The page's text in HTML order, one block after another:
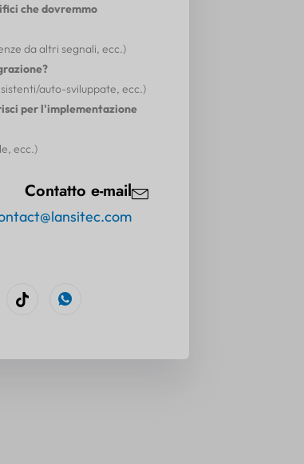
che dovremmo
da altri segnali, ecc.)
auto-sviluppate, ecc.)
per l'implementazione
ecc.)
Contatto e-mail